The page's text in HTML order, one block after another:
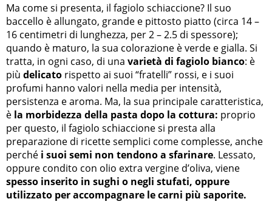
Ma come si presenta, il fagiolo schiaccione? Il suo
baccello è allungato, grande e pittosto piatto (circa 14 –
16 centimetri di lunghezza, per 2 – 2.5 di spessore);
quando è maturo, la sua colorazione è verde e gialla. Si
tratta, in ogni caso, di una varietà di fagiolo bianco: è
più delicato rispetto ai suoi “fratelli” rossi, e i suoi
profumi hanno valori nella media per intensità,
persistenza e aroma. Ma, la sua principale caratteristica,
è la morbidezza della pasta dopo la cottura: proprio
per questo, il fagiolo schiaccione si presta alla
preparazione di ricette semplici come complesse, anche
perché i suoi semi non tendono a sfarinare. Lessato,
oppure condito con olio extra vergine d’oliva, viene
spesso inserito in sughi o negli stufati, oppure
utilizzato per accompagnare le carni più saporite.